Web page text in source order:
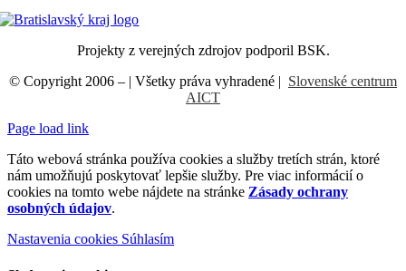
Projekty z verejných zdrojov podporil BSK.
© Copyright 2006 – | Všetky práva vyhradené | Slovenské centrum
AICT
Page load link
Táto webová stránka používa cookies a služby tretích strán, ktoré
nám umožňujú poskytovať lepšie služby. Pre viac informácií o
cookies na tomto webe nájdete na stránke Zásady ochrany
osobných údajov.
Nastavenia cookies Súhlasím